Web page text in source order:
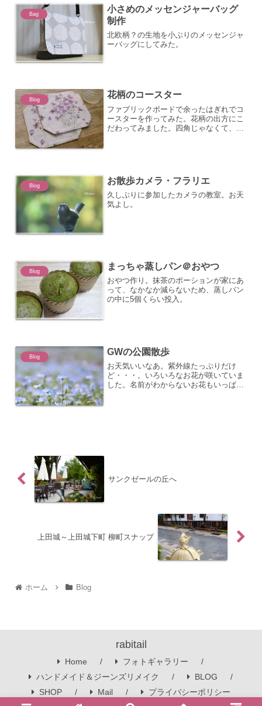
写真でまとめました。最近...
Bag
小さめのメッセンジャーバッグ
制作
北欧柄？の生地を小ぶりのメッセンジャ
ーバッグにしてみた。
Blog 花柄のコースター
ファブリックボードで余ったはぎれでコ
ースターを作ってみた。花柄の出方にこ
だわってみました。四角じゃなくて、ち
Blog お散歩カメラ・フラリエ
久しぶりに参加したカメラの教室。お天
気よし。
Blog まっちゃ蒸しパン＠おやつ
おやつ作り。抹茶のポーションが家にあ
って、なかなか減らないため、蒸しパン
の中に5個くらい投入。
Blog GWの公園散歩
お天気いいなあ。紫外線たっぷりだけ
ど・・・。いろいろなお花が咲いていま
した。名前がわからないお花もいっぱ
サンクゼールの丘へ
上田城～上田城下町 柳町スナップ
ホーム Blog
rabitail
Home
フォトギャラリー
ハンドメイド＆ジーンズリメイク
BLOG
SHOP
Mail プライバシーポリシー